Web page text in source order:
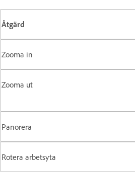
Åtgärd
Zooma in
Zooma ut
Panorera
Rotera arbetsyta